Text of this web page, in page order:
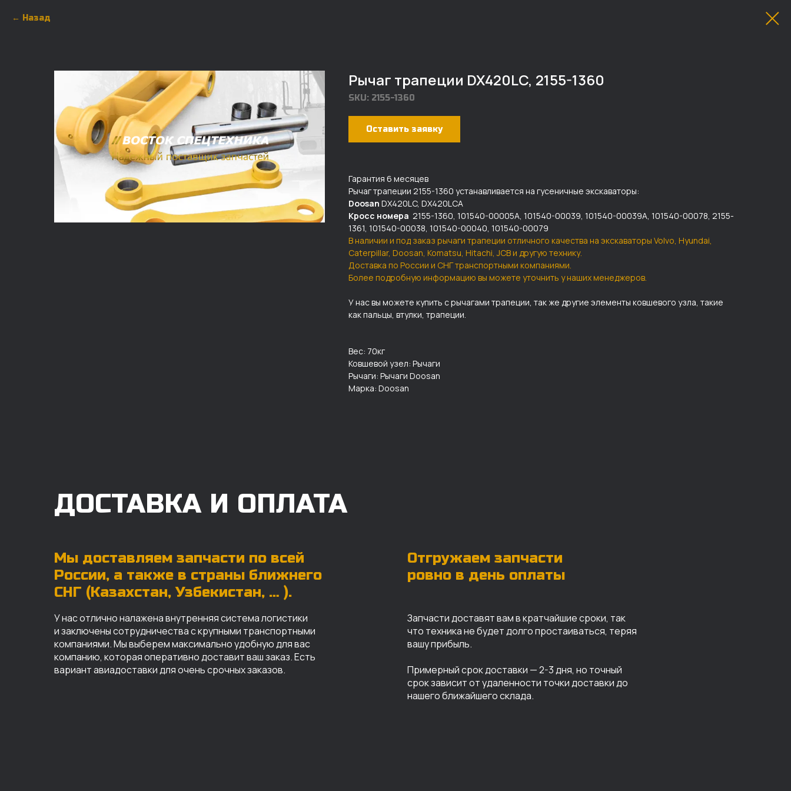
Назад
Рычаг трапеции DX420LC, 2155-1360
SKU: 2155-1360
Оставить заявку
Гарантия 6 месяцев
Рычаг трапеции 2155-1360 устанавливается на гусеничные экскаваторы:
Doosan DX420LC, DX420LCA
Кросс номера 2155-1360, 101540-00005A, 101540-00039, 101540-00039A, 101540-00078, 2155-
1361, 101540-00038, 101540-00040, 101540-00079
В наличии и под заказ рычаги трапеции отличного качества на экскаваторы Volvo, Hyundai,
Caterpillar, Doosan, Komatsu, Hitachi, JCB и другую технику.
Доставка по России и СНГ транспортными компаниями.
Более подробную информацию вы можете уточнить у наших менеджеров.
У нас вы можете купить с рычагами трапеции, так же другие элементы ковшевого узла, такие
как пальцы, втулки, трапеции.
Вес: 70кг
Ковшевой узел: Рычаги
Рычаги: Рычаги Doosan
Марка: Doosan
ДОСТАВКА И ОПЛАТА
Мы доставляем запчасти по всей
России, а также в страны ближнего
СНГ (Казахстан, Узбекистан, … ).
Отгружаем запчасти
ровно в день оплаты
У нас отлично налажена внутренняя система логистики
и заключены сотрудничества с крупными транспортными
компаниями. Мы выберем максимально удобную для вас
компанию, которая оперативно доставит ваш заказ. Есть
вариант авиадоставки для очень срочных заказов.
Запчасти доставят вам в кратчайшие сроки, так
что техника не будет долго простаиваться, теряя
вашу прибыль.
Примерный срок доставки — 2-3 дня, но точный
срок зависит от удаленности точки доставки до
нашего ближайшего склада.